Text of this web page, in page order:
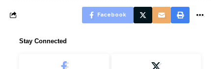
Facebook
Stay Connected